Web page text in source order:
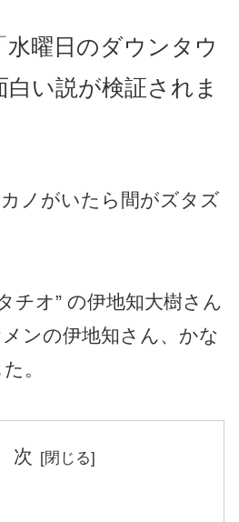
水曜日のダウンタウ
い説が検証されま
カノがいたら間がズタズ
チオ” の伊地知大樹さん
ンの伊地知さん、かな
。
次